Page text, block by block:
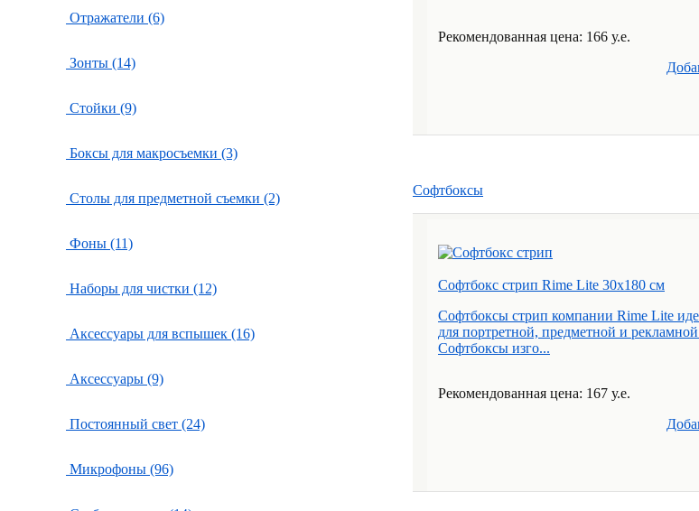
Отражатели (6)
Зонты (14)
Стойки (9)
Боксы для макросъемки (3)
Столы для предметной съемки (2)
Фоны (11)
Наборы для чистки (12)
Аксессуары для вспышек (16)
Аксессуары (9)
Постоянный свет (24)
Микрофоны (96)
Рекомендованная цена: 166 у.е.
Софтбоксы
Софтбокс стрип Rime Lite 30х180 см
Софтбоксы стрип компании Rime Lite
для портретной, предметной и
Софтбоксы изго...
Рекомендованная цена: 167 у.е.